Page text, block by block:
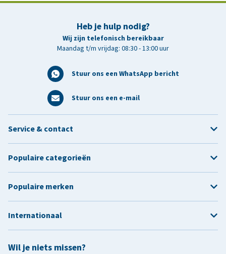
Heb je hulp nodig?
Wij zijn telefonisch bereikbaar
Maandag t/m vrijdag: 08:30 - 13:00 uur
Stuur ons een WhatsApp bericht
Stuur ons een e-mail
Wil je niets missen?
Service & contact
Populaire categorieën
Populaire merken
Internationaal